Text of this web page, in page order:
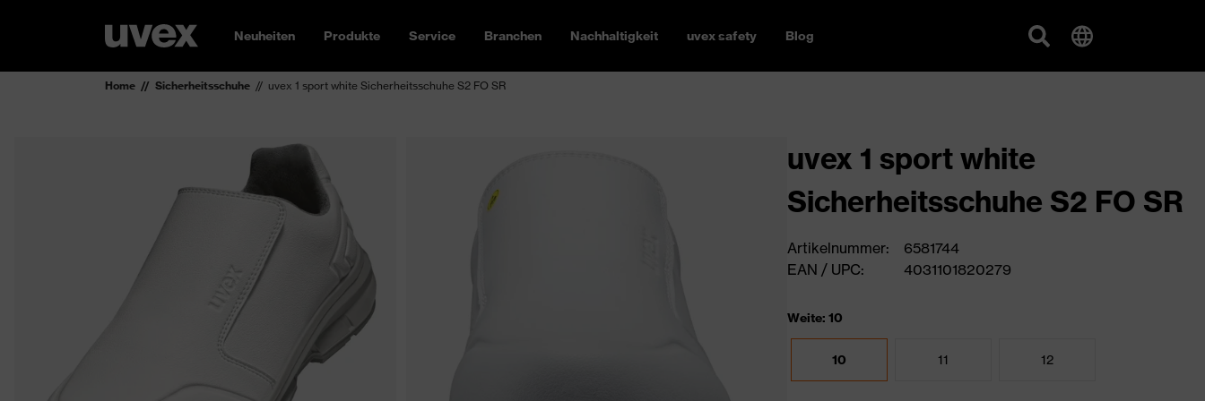
Neuheiten Produkte Service Branchen Nachhaltigkeit uvex safety Blog
Home Sicherheitsschuhe uvex 1 sport white Sicherheitsschuhe S2 FO SR
uvex 1 sport white
Sicherheitsschuhe S2 FO SR
Artikelnummer:
6581744
EAN / UPC:
4031101820279
Weite: 10
10 11 12